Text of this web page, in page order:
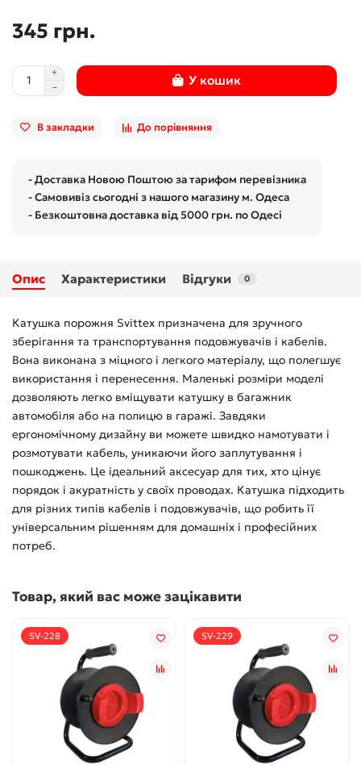
345 грн.
У кошик
В закладки До порівняння
- Доставка Новою Поштою за тарифом перевізника
- Самовивіз сьогодні з нашого магазину м. Одеса
- Безкоштовна доставка від 5000 грн. по Одесі
Опис Характеристики Відгуки 0
Катушка порожня Svittex призначена для зручного
зберігання та транспортування подовжувачів і кабелів.
Вона виконана з міцного і легкого матеріалу, що полегшує
використання і перенесення. Маленькі розміри моделі
дозволяють легко вміщувати катушку в багажник
автомобіля або на полицю в гаражі. Завдяки
ергономічному дизайну ви можете швидко намотувати і
розмотувати кабель, уникаючи його заплутування і
пошкоджень. Це ідеальний аксесуар для тих, хто цінує
порядок і акуратність у своїх проводах. Катушка підходить
для різних типів кабелів і подовжувачів, що робить її
універсальним рішенням для домашніх і професійних
потреб.
Товар, який вас може зацікавити
SV-228 SV-229